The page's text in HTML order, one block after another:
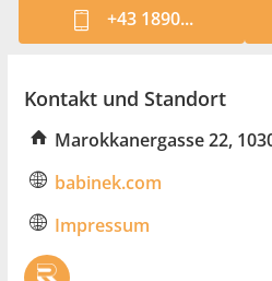
+43 1890...
Kontakt und Standort
Marokkanergasse 22,
babinek.com
Impressum